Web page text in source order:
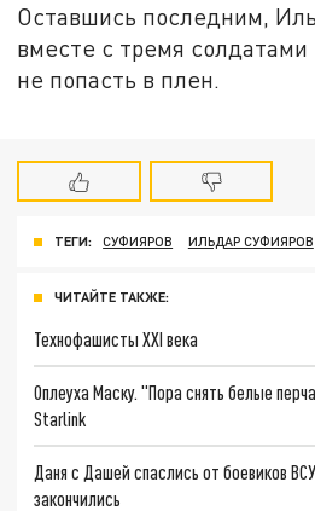
Оставшись последним,
вместе с тремя
не попасть в плен.
ТЕГИ: СУФИЯРОВ ИЛЬДАР СУФИЯРОВ
ЧИТАЙТЕ ТАКЖЕ:
Технофашисты XXI века
Оплеуха Маску. "Пора снять белые
Starlink
Даня с Дашей спаслись от боевиков
закончились